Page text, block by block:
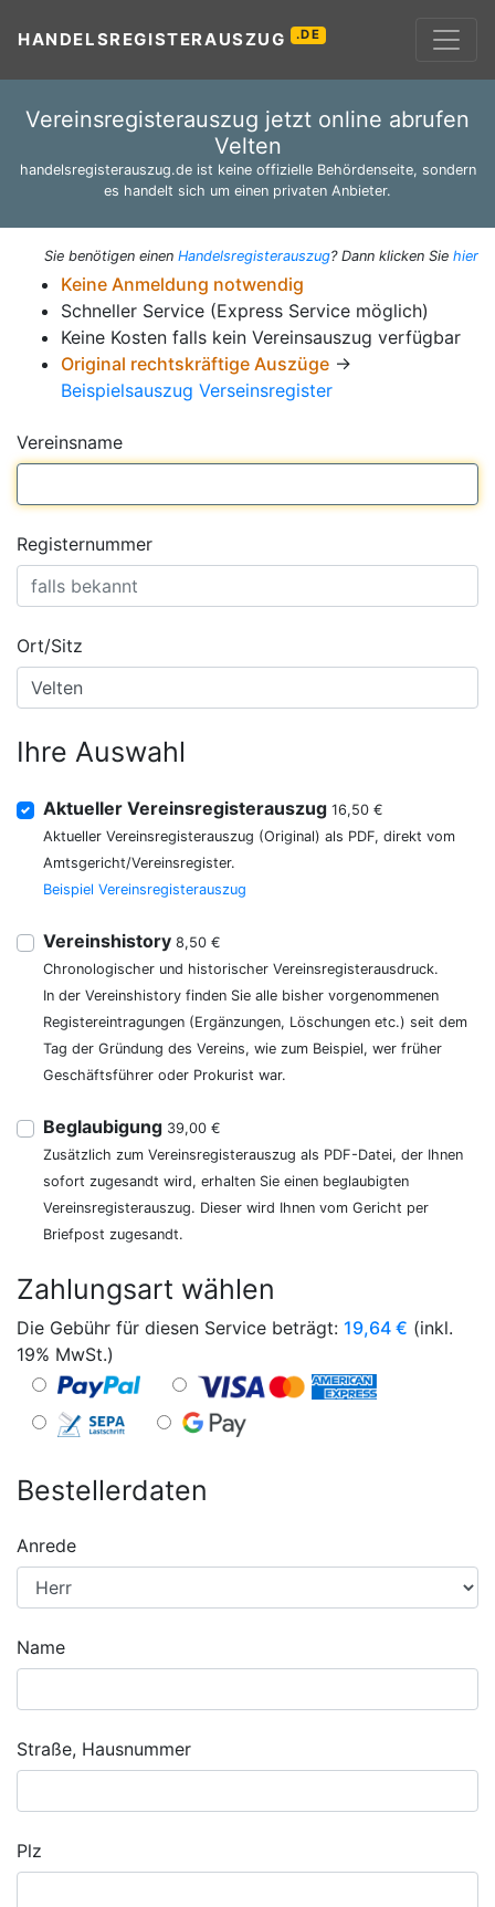
HANDELSREGISTERAUSZUG .DE
Vereinsregisterauszug jetzt online abrufen
Velten
handelsregisterauszug.de ist keine offizielle Behördenseite, sondern
es handelt sich um einen privaten Anbieter.
Sie benötigen einen Handelsregisterauszug? Dann klicken Sie hier
Keine Anmeldung notwendig
Schneller Service (Express Service möglich)
Keine Kosten falls kein Vereinsauszug verfügbar
Original rechtskräftige Auszüge →
Beispielsauszug Verseinsregister
Vereinsname
Registernummer
Ort/Sitz
Ihre Auswahl
Aktueller Vereinsregisterauszug 16,50 €
Aktueller Vereinsregisterauszug (Original) als PDF, direkt vom
Amtsgericht/Vereinsregister.
Beispiel Vereinsregisterauszug
Vereinshistory 8,50 €
Chronologischer und historischer Vereinsregisterausdruck.
In der Vereinshistory finden Sie alle bisher vorgenommenen
Registereintragungen (Ergänzungen, Löschungen etc.) seit dem
Tag der Gründung des Vereins, wie zum Beispiel, wer früher
Geschäftsführer oder Prokurist war.
Beglaubigung 39,00 €
Zusätzlich zum Vereinsregisterauszug als PDF-Datei, der Ihnen
sofort zugesandt wird, erhalten Sie einen beglaubigten
Vereinsregisterauszug. Dieser wird Ihnen vom Gericht per
Briefpost zugesandt.
Zahlungsart wählen
Die Gebühr für diesen Service beträgt: 19,64 € (inkl.
19% MwSt.)
Bestellerdaten
Anrede
Name
Straße, Hausnummer
Plz